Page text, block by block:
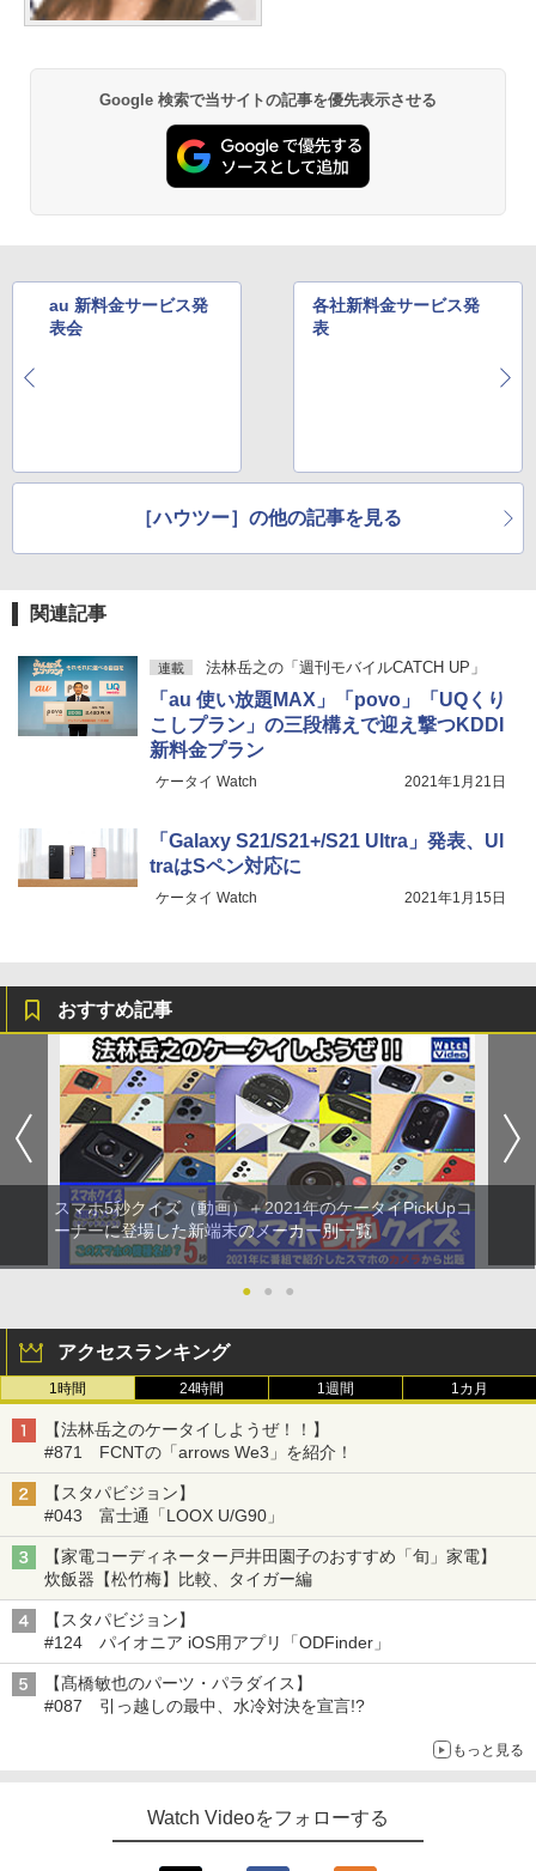
Google 検索で当サイトの記事を優先表示させる
au 新料金サービス発
表会
各社新料金サービス発
表
［ハウツー］の他の記事を見る
関連記事
連載 法林岳之の「週刊モバイルCATCH UP」
「au 使い放題MAX」「povo」「UQくり
こしプラン」の三段構えで迎え撃つKDDI
新料金プラン
ケータイ Watch 2021年1月21日
「Galaxy S21/S21+/S21 Ultra」発表、Ul
traはSペン対応に
ケータイ Watch 2021年1月15日
おすすめ記事
スマホ5秒クイズ（動画）＋2021年のケータイPickUpコ
ーナーに登場した新端末のメーカー別一覧
● ● ●
アクセスランキング
1時間 24時間 1週間 1カ月
【法林岳之のケータイしようぜ！！】
#871 FCNTの「arrows We3」を紹介！
【スタパビジョン】
#043 富士通「LOOX U/G90」
【家電コーディネーター戸井田園子のおすすめ「旬」家電】
炊飯器【松竹梅】比較、タイガー編
【スタパビジョン】
#124 パイオニア iOS用アプリ「ODFinder」
【髙橋敏也のパーツ・パラダイス】
#087 引っ越しの最中、水冷対決を宣言!?
もっと見る
Watch Videoをフォローする